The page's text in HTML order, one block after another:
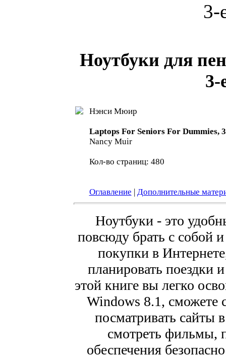
3-
Ноутбуки для
3-
Нэнси Мюир
Laptops For Seniors For Dummies,
Nancy Muir
Кол-во страниц: 480
Оглавление | Дополнительные
Ноутбуки - это
повсюду брать с собой
покупки в
планировать поездки
этой книге вы легко
Windows 8.1, сможете
посматривать сайты
смотреть фильмы,
обеспечения